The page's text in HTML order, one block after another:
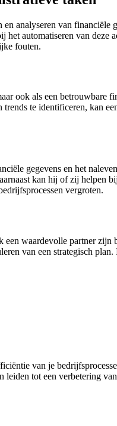
analyseren van
het automatiseren van
fouten.
ook als een
te identificeren, kan
gegevens en het
kan hij of zij helpen
vergroten.
waardevolle partner
van een strategisch
van je
tot een verbetering